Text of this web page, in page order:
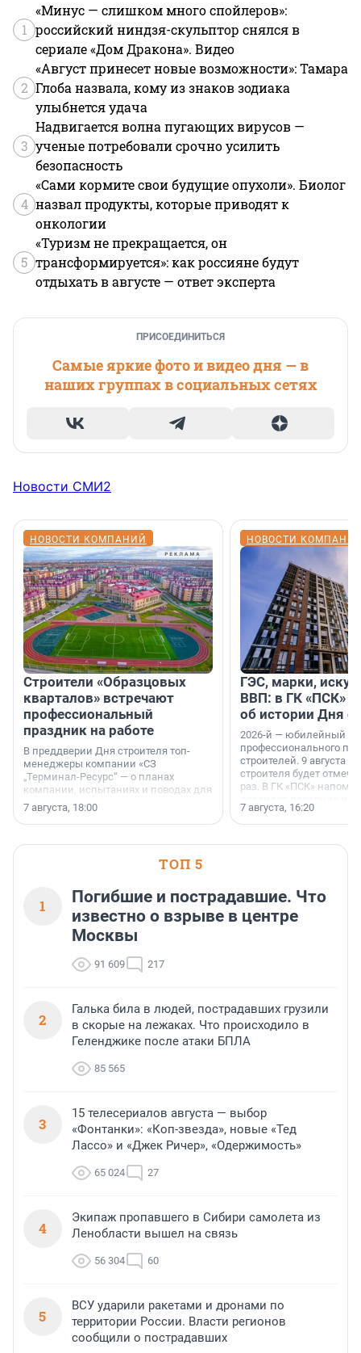
1
«Минус — слишком много спойлеров»:
российский ниндзя-скульптор снялся в
сериале «Дом Дракона». Видео
2
«Август принесет новые возможности»: Тамара
Глоба назвала, кому из знаков зодиака
улыбнется удача
3
Надвигается волна пугающих вирусов —
ученые потребовали срочно усилить
безопасность
4
«Сами кормите свои будущие опухоли». Биолог
назвал продукты, которые приводят к
онкологии
5
«Туризм не прекращается, он
трансформируется»: как россияне будут
отдыхать в августе — ответ эксперта
ПРИСОЕДИНИТЬСЯ
Самые яркие фото и видео дня — в
наших группах в социальных сетях
Новости СМИ2
НОВОСТИ КОМПАНИЙ
Строители «Образцовых
кварталов» встречают
профессиональный
праздник на работе
В преддверии Дня строителя топ-
менеджеры компании «СЗ
„Терминал-Ресурс“ — о планах
компании, испытаниях и поводах для
осторожного оптимизма.
7 августа, 18:00
НОВОСТИ
ГЭС, марки,
ВВП: в ГК «ПСК»
об истории Дня
2026-й — юбилейный
профессионального
строителей. 9 августа
строителя будет
раз. В ГК «ПСК»
поменялась роль
7 августа, 16:20
ТОП 5
1
Погибшие и пострадавшие. Что
известно о взрыве в центре
Москвы
91 609 217
2
Галька била в людей, пострадавших грузили
в скорые на лежаках. Что происходило в
Геленджике после атаки БПЛА
85 565
3
15 телесериалов августа — выбор
«Фонтанки»: «Коп-звезда», новые «Тед
Лассо» и «Джек Ричер», «Одержимость»
65 024 27
4
Экипаж пропавшего в Сибири самолета из
Ленобласти вышел на связь
56 304 60
5
ВСУ ударили ракетами и дронами по
территории России. Власти регионов
сообщили о пострадавших